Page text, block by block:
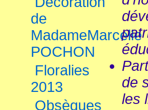
de
MadameMarcelle
POCHON
Floralies
2013
Obsèques
de
les